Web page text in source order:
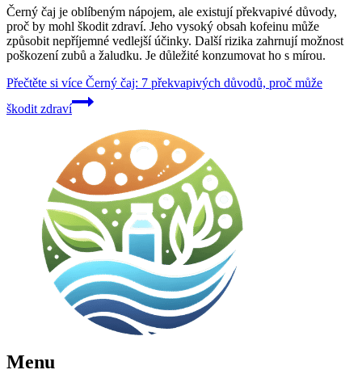
Černý čaj je oblíbeným nápojem, ale existují překvapivé důvody,
proč by mohl škodit zdraví. Jeho vysoký obsah kofeinu může
způsobit nepříjemné vedlejší účinky. Další rizika zahrnují možnost
poškození zubů a žaludku. Je důležité konzumovat ho s mírou.
Přečtěte si více Černý čaj: 7 překvapivých důvodů, proč může
škodit zdraví
Menu